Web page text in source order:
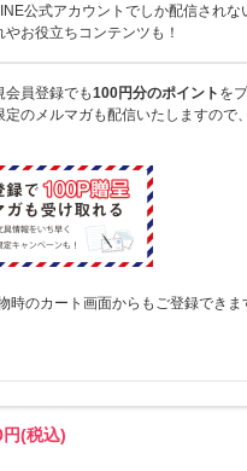
公式アカウントでしか配信されな
やお役立ちコンテンツも！
会員登録でも100円分のポイント を
定のメルマガも配信いたしますので
時のカート画面からもご登録できま
(税込)